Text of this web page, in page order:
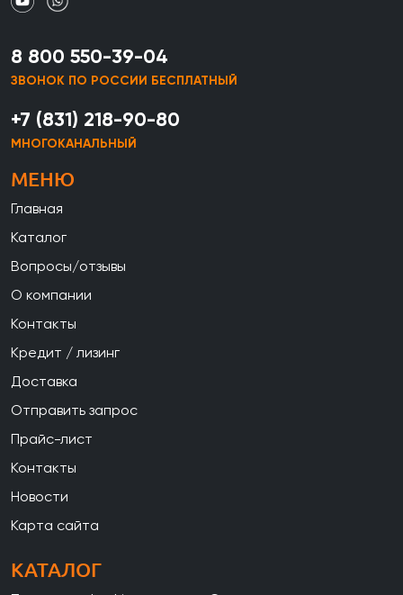
8 800 550-39-04
ЗВОНОК ПО РОССИИ БЕСПЛАТНЫЙ
+7 (831) 218-90-80
МНОГОКАНАЛЬНЫЙ
МЕНЮ
Главная
Каталог
Вопросы/отзывы
О компании
Контакты
Кредит / лизинг
Доставка
Отправить запрос
Прайс-лист
Контакты
Новости
Карта сайта
КАТАЛОГ